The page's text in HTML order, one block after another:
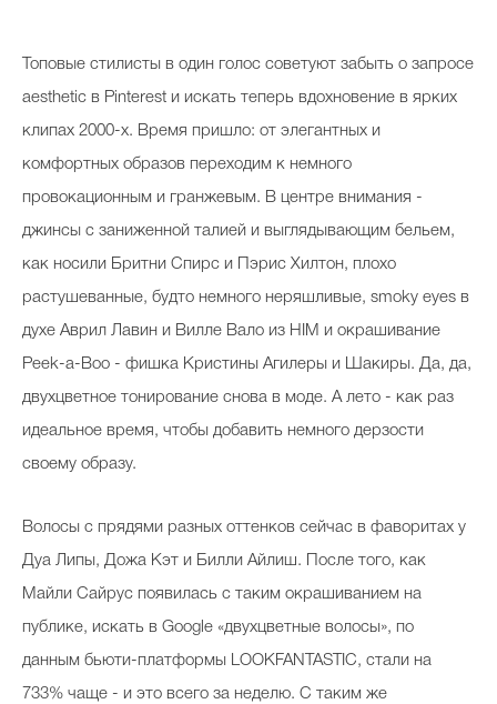
Топовые стилисты в один голос советуют забыть о запросе
aesthetic в Pinterest и искать теперь вдохновение в ярких
клипах 2000-х. Время пришло: от элегантных и
комфортных образов переходим к немного
провокационным и гранжевым. В центре внимания -
джинсы с заниженной талией и выглядывающим бельем,
как носили Бритни Спирс и Пэрис Хилтон, плохо
растушеванные, будто немного неряшливые, smoky eyes в
духе Аврил Лавин и Вилле Вало из HIM и окрашивание
Peek-a-Boo - фишка Кристины Агилеры и Шакиры. Да, да,
двухцветное тонирование снова в моде. А лето - как раз
идеальное время, чтобы добавить немного дерзости
своему образу.
Волосы с прядями разных оттенков сейчас в фаворитах у
Дуа Липы, Дожа Кэт и Билли Айлиш. После того, как
Майли Сайрус появилась с таким окрашиванием на
публике, искать в Google «двухцветные волосы», по
данным бьюти-платформы LOOKFANTASTIC, стали на
733% чаще - и это всего за неделю. С таким же